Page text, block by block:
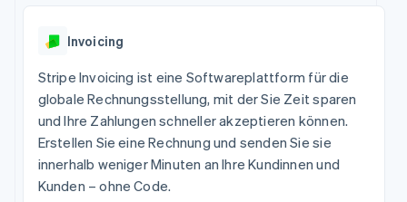
Bezahlvorgang
Connections
Finanzdaten
Product roadmap
Ausblick
Medien und
Unterhaltung
Gemeinnützige
Organisationen
Fachdienstleistungen
Öffentlicher Sektor
Einzelhandel
Ressourcen
App-Integrationen
Code-Beispiele
Entwickler-Blog
API-Status
Invoicing
Stripe Invoicing ist eine Softwareplattform für die
globale Rechnungsstellung, mit der Sie Zeit sparen
und Ihre Zahlungen schneller akzeptieren können.
Erstellen Sie eine Rechnung und senden Sie sie
innerhalb weniger Minuten an Ihre Kundinnen und
Kunden – ohne Code.